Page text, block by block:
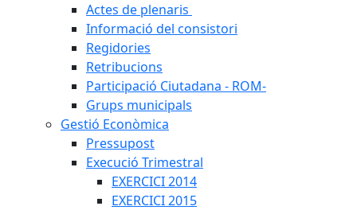
Actes de plenaris
Informació del consistori
Regidories
Retribucions
Participació Ciutadana - ROM-
Grups municipals
Gestió Econòmica
Pressupost
Execució Trimestral
EXERCICI 2014
EXERCICI 2015